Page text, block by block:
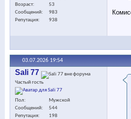
Возраст
53
Сообщений
983
Репутация
938
03.07.2026 19:54
Sali 77
Частый гость
Пол
Мужской
Сообщений
544
Репутация
198